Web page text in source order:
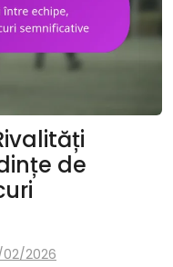
de
2026